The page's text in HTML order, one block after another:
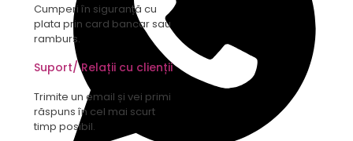
Cumperi în siguranță cu
plata prin card bancar sau
ramburs.
Suport/ Relații cu clienții
Trimite un email și vei primi
răspuns în cel mai scurt
timp posibil.